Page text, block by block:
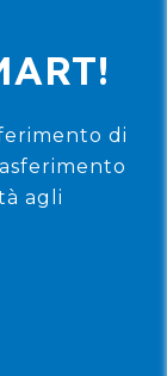
di
agli